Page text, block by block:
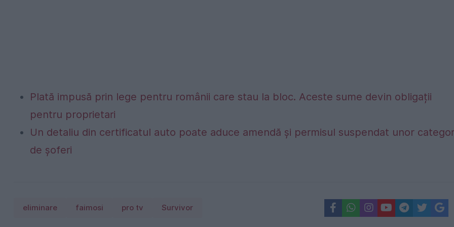
Plată impusă prin lege pentru românii care stau la bloc. Aceste sume devin obligații
pentru proprietari
Un detaliu din certificatul auto poate aduce amendă și permisul suspendat unor
de șoferi
eliminare faimosi pro tv Survivor